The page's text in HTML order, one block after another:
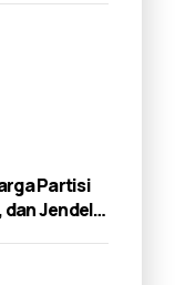
Partisi
dan Jendela